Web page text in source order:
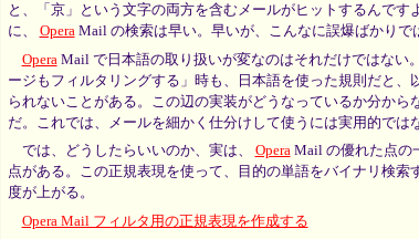
と、「京」という文字の両方を含むメールがヒットするんで
に、 OperaMail の検索は早い。早いが、こんなに誤爆ばかりで
Opera Mail で日本語の取り扱いが変なのはそれだけではない
ージもフィルタリングする」時も、日本語を使った規則だと
られないことがある。この辺の実装がどうなっているか分か
だ。これでは、メールを細かく仕分けして使うには実用的では
では、どうしたらいいのか、実は、 OperaMail の優れた点の
点がある。この正規表現を使って、目的の単語をバイナリ検
度が上がる。
Opera Mail フィルタ用の正規表現を作成する